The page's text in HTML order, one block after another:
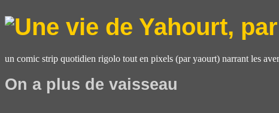
un comic strip quotidien rigolo tout en pixels (par yaourt) narrant les
On a plus de vaisseau